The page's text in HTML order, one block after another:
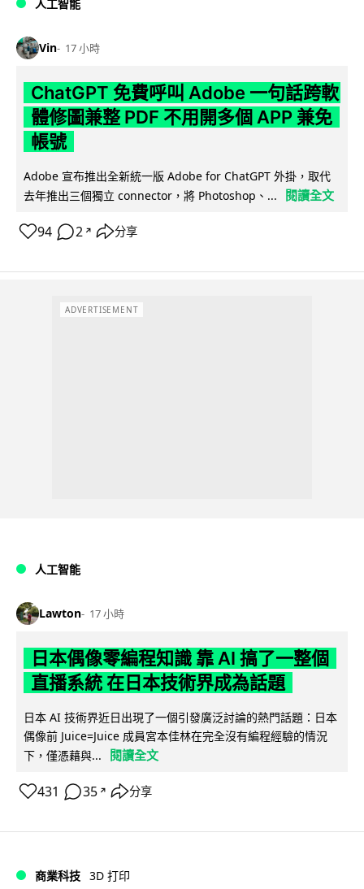
人工智能
Vin 17 小時
ChatGPT 免費呼叫 Adobe 一句話跨軟
體修圖兼整 PDF 不用開多個 APP 兼免
帳號
Adobe 宣布推出全新統一版 Adobe for ChatGPT 外掛，取代
去年推出三個獨立 connector，將 Photoshop、...
閱讀全文
94 2 ↗ 分享
ADVERTISEMENT
人工智能
Lawton 17 小時
日本偶像零編程知識 靠 AI 搞了一整個
直播系統 在日本技術界成為話題
日本 AI 技術界近日出現了一個引發廣泛討論的熱門話題：日本
偶像前 Juice=Juice 成員宮本佳林在完全沒有編程經驗的情況
下，僅憑藉與...
閱讀全文
431 35 ↗ 分享
商業科技 3D 打印